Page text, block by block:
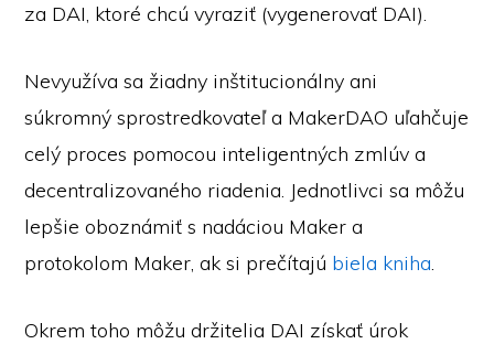
za DAI, ktoré chcú vyraziť (vygenerovať DAI).
Nevyužíva sa žiadny inštitucionálny ani
súkromný sprostredkovateľ a MakerDAO uľahčuje
celý proces pomocou inteligentných zmlúv a
decentralizovaného riadenia. Jednotlivci sa môžu
lepšie oboznámiť s nadáciou Maker a
protokolom Maker, ak si prečítajú biela kniha.
Okrem toho môžu držitelia DAI získať úrok